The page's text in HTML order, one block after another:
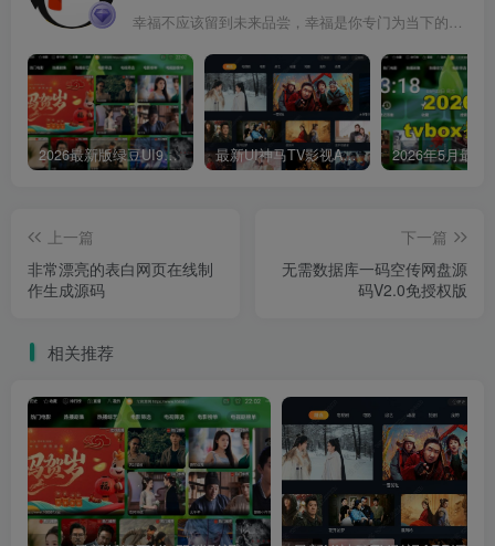
幸福不应该留到未来品尝，幸福是你专门为当下的自己所准备的
2026最新版绿豆UI9双端影视APP源码 最新UI神马TV影视APP源码 乐檬影视苹果CMS后台 包含前后端源码
上一篇
非常漂亮的表白网页在线制
作生成源码
下一篇
无需数据库一码空传网盘源
码V2.0免授权版
相关推荐